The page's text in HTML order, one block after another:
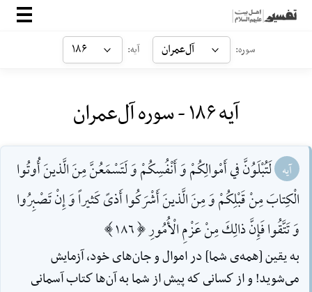
صفحه‌اصلی
ارتباط با ما
سوره: آل‌عمران آیه: ۱۸۶
آیه ۱۸۶ - سوره آل‌عمران
آیه لَتُبْلَوُنَّ في أَمْوالِكُمْ وَ أَنْفُسِكُمْ وَ لَتَسْمَعُنَّ مِنَ الَّذينَ أُوتُوا
الْكِتابَ مِنْ قَبْلِكُمْ وَ مِنَ الَّذينَ أَشْرَكُوا أَذىً كَثيراً وَ إِنْ تَصْبِرُوا
وَ تَتَّقُوا فَإِنَّ ذالِكَ مِنْ عَزْمِ الْأُمُورِ [186]
به يقين [همه‌ی شما] در اموال و جان‌هاى خود، آزمايش
مى‌شويد! و از كسانى‌ كه پيش از شما به آن‌ها كتاب آسمانى